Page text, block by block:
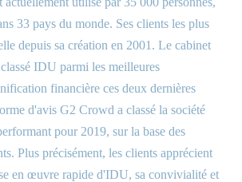
33 pays du monde. Ses clients les plus
depuis sa création en 2001. Le cabinet
IDU parmi les meilleures
financière ces deux dernières
d'avis G2 Crowd a classé la société
pour 2019, sur la base des
Plus précisément, les clients apprécient
en œuvre rapide d'IDU, sa convivialité et